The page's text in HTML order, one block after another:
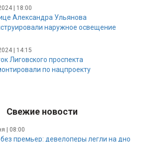
| 18:00
Александра Ульянова
наружное освещение
| 14:15
Лиговского проспекта
по нацпроекту
Свежие новости
| 08:00
премьер: девелоперы легли на дно